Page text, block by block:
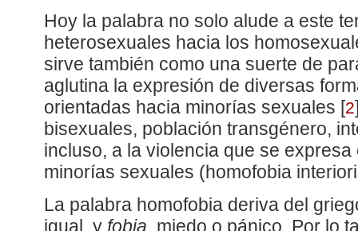
Hoy la palabra no solo alude a este
heterosexuales hacia los
sirve también como una suerte de
aglutina la expresión de diversas
orientadas hacia minorías sexuales [2
bisexuales, población transgénero,
incluso, a la violencia que se
minorías sexuales (homofobia
La palabra homofobia deriva del
igual, y fobia, miedo o pánico. Por lo